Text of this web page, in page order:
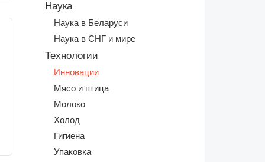
Наука
Наука в Беларуси
Наука в СНГ и мире
Технологии
Инновации
Мясо и птица
Молоко
Холод
Гигиена
Упаковка